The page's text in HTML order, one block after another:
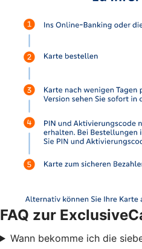
FAQ zur
Wann bekomme ich die